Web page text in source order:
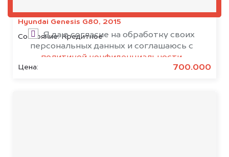
Hyundai Genesis G80, 2015
Состояние:Кредитное
Цена: 700.000
Я даю согласие на обработку своих
персональных данных и соглашаюсь с
политикой конфиденциальности